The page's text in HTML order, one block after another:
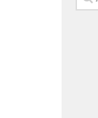
尋